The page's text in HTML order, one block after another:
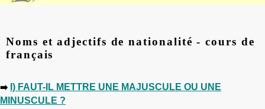
Noms et adjectifs de nationalité - cours de
français
➡️ I) FAUT-IL METTRE UNE MAJUSCULE OU UNE
MINUSCULE ?